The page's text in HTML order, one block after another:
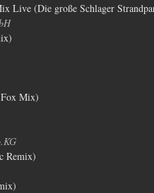
Live (Die große Schlager
Fox Mix)
Remix)